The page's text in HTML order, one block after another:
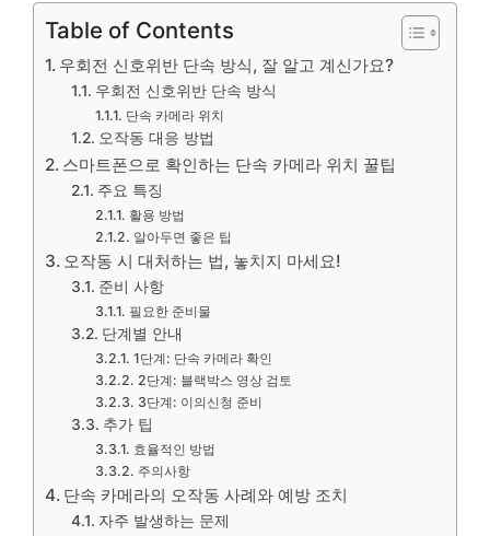
Table of Contents
우회전 신호위반 단속 방식, 잘 알고 계신가요?
우회전 신호위반 단속 방식
단속 카메라 위치
오작동 대응 방법
스마트폰으로 확인하는 단속 카메라 위치 꿀팁
주요 특징
활용 방법
알아두면 좋은 팁
오작동 시 대처하는 법, 놓치지 마세요!
준비 사항
필요한 준비물
단계별 안내
1단계: 단속 카메라 확인
2단계: 블랙박스 영상 검토
3단계: 이의신청 준비
추가 팁
효율적인 방법
주의사항
단속 카메라의 오작동 사례와 예방 조치
자주 발생하는 문제